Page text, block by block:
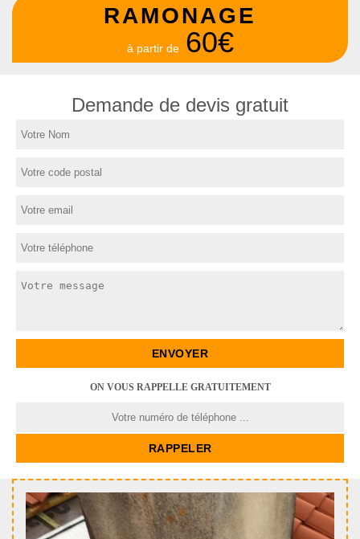
RAMONAGE
à partir de 60€
Demande de devis gratuit
ON VOUS RAPPELLE GRATUITEMENT